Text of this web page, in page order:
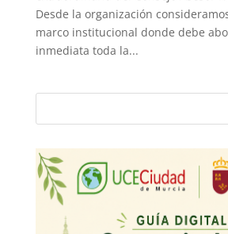
Desde la organización
marco institucional donde debe
inmediata toda la...